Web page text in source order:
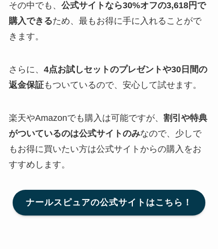
その中でも、 公式サイトなら30%オフの3,618円で
購入できるため、最もお得に手に入れることがで
きます。
さらに、 4点お試しセットのプレゼントや30日間の
返金保証もついているので、安心して試せます。
楽天やAmazonでも購入は可能ですが、 割引や特典
がついているのは公式サイトのみなので、少しで
もお得に買いたい方は公式サイトからの購入をお
すすめします。
ナールスピュアの公式サイトはこちら！